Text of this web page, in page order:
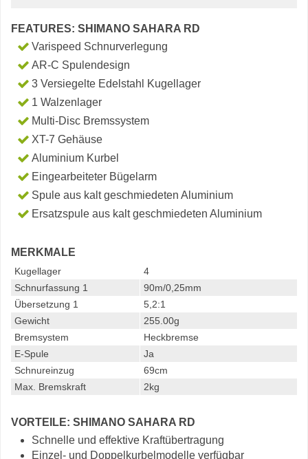
FEATURES: SHIMANO SAHARA RD
Varispeed Schnurverlegung
AR-C Spulendesign
3 Versiegelte Edelstahl Kugellager
1 Walzenlager
Multi-Disc Bremssystem
XT-7 Gehäuse
Aluminium Kurbel
Eingearbeiteter Bügelarm
Spule aus kalt geschmiedeten Aluminium
Ersatzspule aus kalt geschmiedeten Aluminium
MERKMALE
Kugellager
4
Schnurfassung 1
90m/0,25mm
Übersetzung 1
5,2:1
Gewicht
255.00g
Bremsystem
Heckbremse
E-Spule
Ja
Schnureinzug
69cm
Max. Bremskraft
2kg
VORTEILE: SHIMANO SAHARA RD
Schnelle und effektive Kraftübertragung
Einzel- und Doppelkurbelmodelle verfügbar